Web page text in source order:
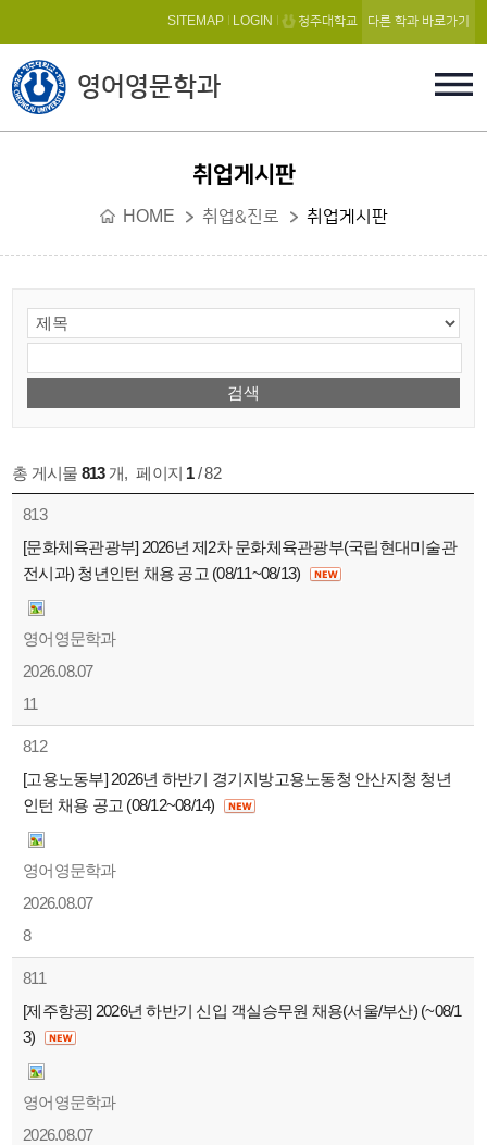
본문 바로가기
영어영문학과
SITEMAP LOGIN 청주대학교 다른 학과 바로가기
취업게시판
HOME 취업&진로 취업게시판
총 게시물 813개, 페이지 1/ 82
813
[문화체육관광부] 2026년 제2차 문화체육관광부(국립현대미술관
전시과) 청년인턴 채용 공고 (08/11~08/13)
영어영문학과
2026.08.07
11
812
[고용노동부] 2026년 하반기 경기지방고용노동청 안산지청 청년
인턴 채용 공고 (08/12~08/14)
영어영문학과
2026.08.07
8
811
[제주항공] 2026년 하반기 신입 객실승무원 채용(서울/부산) (~08/1
3)
영어영문학과
2026.08.07